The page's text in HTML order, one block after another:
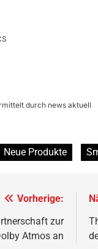
durch news aktuell
Neue Produkte
Vorherige:
zur
Atmos an